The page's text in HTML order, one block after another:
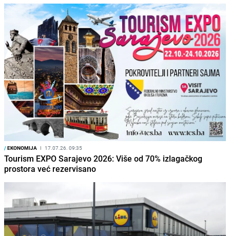
/EKONOMIJA I 17.07.26. 09:35
Tourism EXPO Sarajevo 2026: Više od 70% izlagačkog
prostora već rezervisano